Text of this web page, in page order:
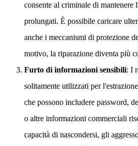
consente al criminale di mantenere
prolungati. È possibile caricare
anche i meccanismi di protezione
motivo, la riparazione diventa più
Furto di informazioni sensibili: I
solitamente utilizzati per
che possono includere password,
o altre informazioni commerciali
capacità di nascondersi, gli